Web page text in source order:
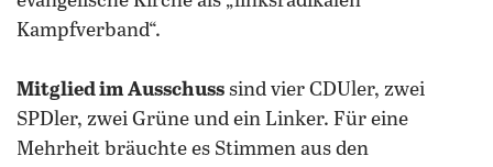
Kampfverband“.
Mitglied im Ausschuss sind vier CDUler, zwei
SPDler, zwei Grüne und ein Linker. Für eine
Mehrheit bräuchte es Stimmen aus den